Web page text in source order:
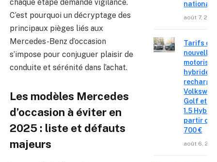
chaque étape demande vigilance.
C’est pourquoi un décryptage des
principaux pièges liés aux
Mercedes-Benz d’occasion
s’impose pour conjuguer plaisir de
conduite et sérénité dans l’achat.
Les modèles Mercedes
d’occasion à éviter en
2025 : liste et défauts
majeurs
national
août 7,
Tarifs
nouvelles
hybrides
Golf et T-
1.5 Hybrid
partir de
700 €
août 6,